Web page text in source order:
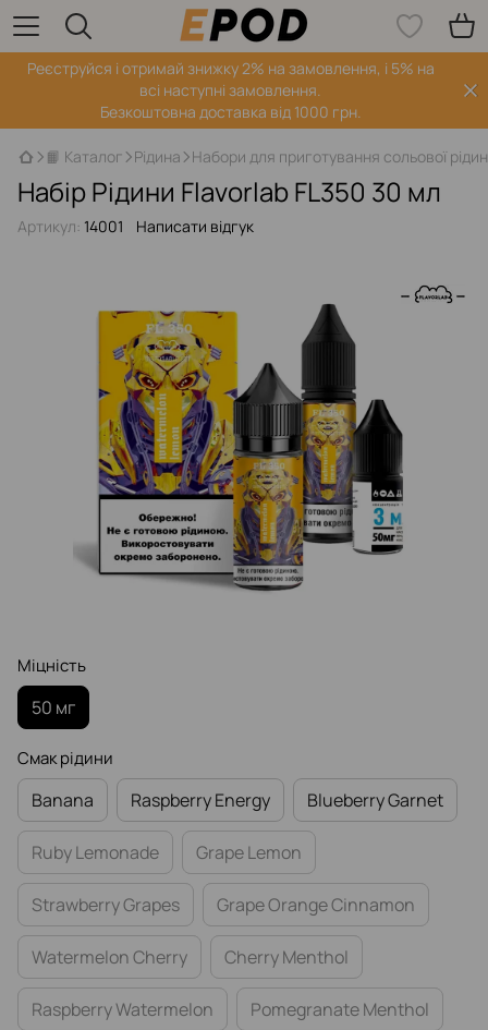
Реєструйся і отримай знижку 2% на замовлення, і 5% на
всі наступні замовлення.
Безкоштовна доставка від 1000 грн.
📙 Каталог Рідина Набори для приготування сольової
Набір Рідини Flavorlab FL350 30 мл
Артикул: 14001 Написати відгук
Міцність
50 мг
Смак рідини
Banana Raspberry Еnergy Blueberry Garnet
Ruby Lemonade Grape Lemon
Strawberry Grapes Grape Orange Cinnamon
Watermelon Cherry Cherry Menthol
Raspberry Watermelon Pomegranate Menthol